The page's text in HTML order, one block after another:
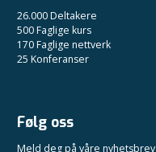
26.000 Deltakere
500 Faglige kurs
170 Faglige nettverk
25 Konferanser
Følg oss
Meld deg på våre nyhetsbrev